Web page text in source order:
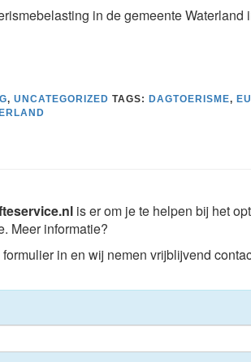
in de gemeente Waterland
, UNCATEGORIZED TAGS: DAGTOERISME,
is er om je te helpen bij het
Meer informatie?
in en wij nemen vrijblijvend